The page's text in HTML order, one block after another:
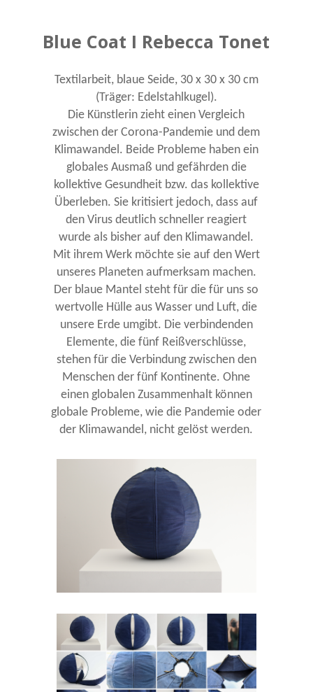
Blue Coat I Rebecca Tonet
Textilarbeit, blaue Seide, 30 x 30 x 30 cm
(Träger: Edelstahlkugel).
Die Künstlerin zieht einen Vergleich
zwischen der Corona-Pandemie und dem
Klimawandel. Beide Probleme haben ein
globales Ausmaß und gefährden die
kollektive Gesundheit bzw. das kollektive
Überleben. Sie kritisiert jedoch, dass auf
den Virus deutlich schneller reagiert
wurde als bisher auf den Klimawandel.
Mit ihrem Werk möchte sie auf den Wert
unseres Planeten aufmerksam machen.
Der blaue Mantel steht für die für uns so
wertvolle Hülle aus Wasser und Luft, die
unsere Erde umgibt. Die verbindenden
Elemente, die fünf Reißverschlüsse,
stehen für die Verbindung zwischen den
Menschen der fünf Kontinente. Ohne
einen globalen Zusammenhalt können
globale Probleme, wie die Pandemie oder
der Klimawandel, nicht gelöst werden.